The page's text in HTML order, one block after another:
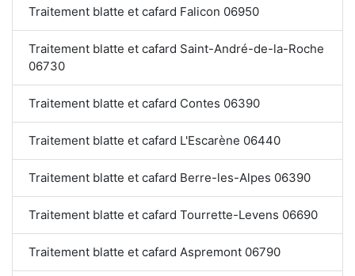
Traitement blatte et cafard Falicon 06950
Traitement blatte et cafard Saint-André-de-la-Roche
06730
Traitement blatte et cafard Contes 06390
Traitement blatte et cafard L'Escarène 06440
Traitement blatte et cafard Berre-les-Alpes 06390
Traitement blatte et cafard Tourrette-Levens 06690
Traitement blatte et cafard Aspremont 06790